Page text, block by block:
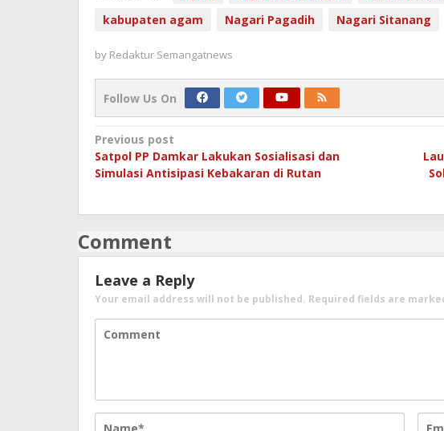
kabupaten agam
Nagari Pagadih Nagari Sitanang
by Redaktur Semangatnews
Follow Us On
Post
navigation
Previous post
Satpol PP Damkar Lakukan Sosialisasi dan
Simulasi Antisipasi Kebakaran di Rutan
Comment
Leave a Reply
Your email address will not be published. Required fields are